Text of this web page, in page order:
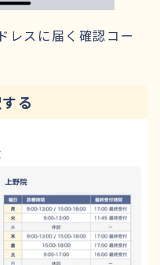
レスに届く確認コー
る